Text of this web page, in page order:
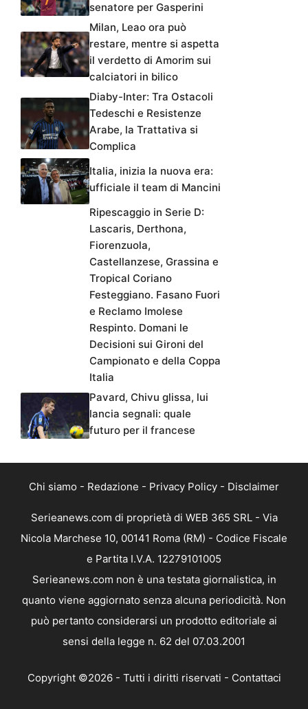
senatore per Gasperini
Milan, Leao ora può
restare, mentre si aspetta
il verdetto di Amorim sui
calciatori in bilico
Diaby-Inter: Tra Ostacoli
Tedeschi e Resistenze
Arabe, la Trattativa si
Complica
Italia, inizia la nuova era:
ufficiale il team di Mancini
Ripescaggio in Serie D:
Lascaris, Derthona,
Fiorenzuola,
Castellanzese, Grassina e
Tropical Coriano
Festeggiano. Fasano Fuori
e Reclamo Imolese
Respinto. Domani le
Decisioni sui Gironi del
Campionato e della Coppa
Italia
Pavard, Chivu glissa, lui
lancia segnali: quale
futuro per il francese
Chi siamo - Redazione - Privacy Policy - Disclaimer
Serieanews.com di proprietà di WEB 365 SRL - Via
Nicola Marchese 10, 00141 Roma (RM) - Codice Fiscale
e Partita I.V.A. 12279101005
Serieanews.com non è una testata giornalistica, in
quanto viene aggiornato senza alcuna periodicità. Non
può pertanto considerarsi un prodotto editoriale ai
sensi della legge n. 62 del 07.03.2001
Copyright ©2026 - Tutti i diritti riservati - Contattaci